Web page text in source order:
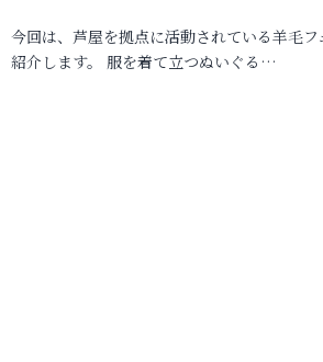
今回は、芦屋を拠点に活動されている羊毛
紹介します。 服を着て立つぬいぐる…